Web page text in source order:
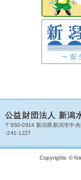
公益財団法人 新潟
〒950-0914 新潟県新潟市中
-241-1227
Copyrights ©